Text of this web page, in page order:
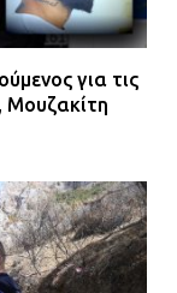
για τις
Μουζακίτη